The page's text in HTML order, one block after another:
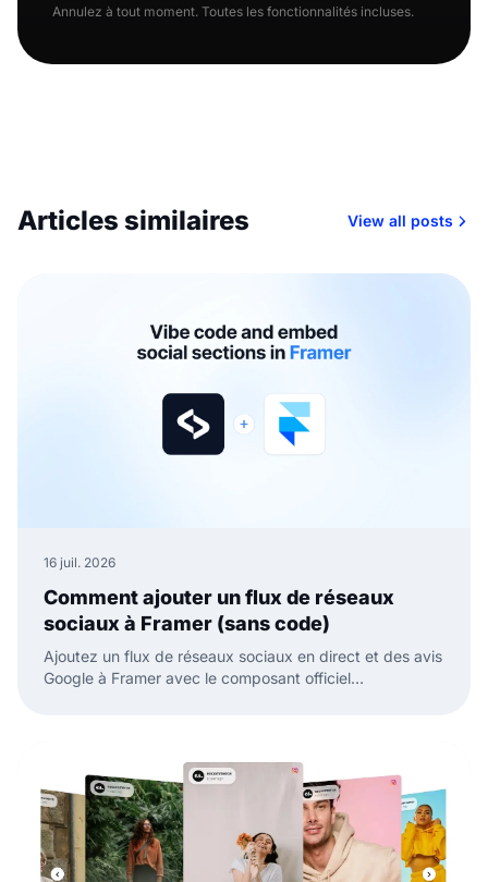
Annulez à tout moment. Toutes les fonctionnalités incluses.
Articles similaires View all posts
16 juil. 2026
Comment ajouter un flux de réseaux
sociaux à Framer (sans code)
Ajoutez un flux de réseaux sociaux en direct et des avis
Google à Framer avec le composant officiel